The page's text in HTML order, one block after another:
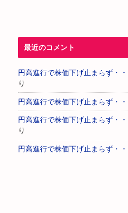
最近のコメント
円高進行で株価下げ止まらず・・
り
円高進行で株価下げ止まらず・・
円高進行で株価下げ止まらず・・
り
円高進行で株価下げ止まらず・・